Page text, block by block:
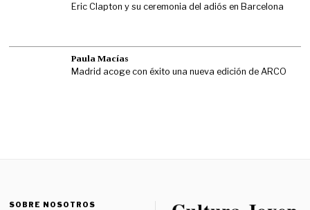
Eric Clapton y su ceremonia del adiós en Barcelona
Paula Macías
Madrid acoge con éxito una nueva edición de ARCO
SOBRE NOSOTROS